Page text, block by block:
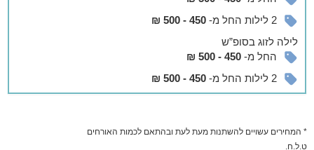
יש בית כנסת ומקווה.
בסביבה
אטרקציות ופעילויות לשדרוג החופשה
מיטב האטרקציות של האזור נמצאות במרחק נסיעה קצר מהיישוב:
בריכת המשושים)
2 לילות החל מ-
450 - 500 ₪
לילהלזוג בסופ”ש
החל מ-450 - 500 ₪
2 לילות החל מ-
450 - 500 ₪
* המחירים עשויים להשתנות מעת לעת ובהתאם לכמות האורחים
ט.ל.ח.